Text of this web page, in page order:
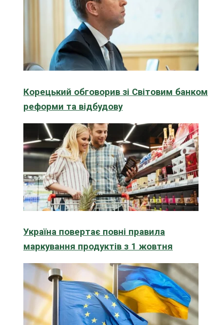
Корецький обговорив зі Світовим банком
реформи та відбудову
Україна повертає повні правила
маркування продуктів з 1 жовтня